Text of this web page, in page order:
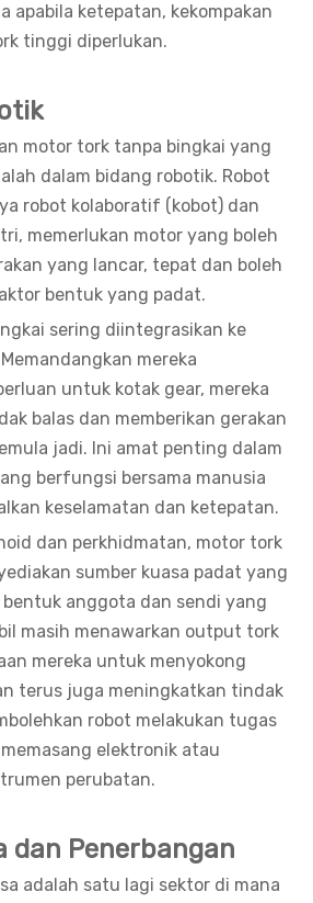
apabila ketepatan, kekompakan
tinggi diperlukan.
motor tork tanpa bingkai yang
dalam bidang robotik. Robot
robot kolaboratif (kobot) dan
memerlukan motor yang boleh
yang lancar, tepat dan boleh
bentuk yang padat.
sering diintegrasikan ke
mereka
untuk kotak gear, mereka
balas dan memberikan gerakan
jadi. Ini amat penting dalam
berfungsi bersama manusia
keselamatan dan ketepatan.
dan perkhidmatan, motor tork
sumber kuasa padat yang
bentuk anggota dan sendi yang
masih menawarkan output tork
mereka untuk menyokong
terus juga meningkatkan tindak
robot melakukan tugas
elektronik atau
perubatan.
dan Penerbangan
adalah satu lagi sektor di mana